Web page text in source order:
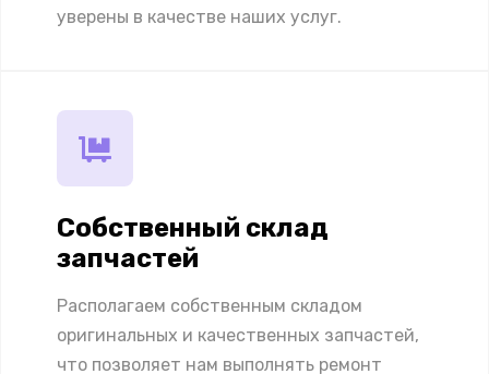
уверены в качестве наших услуг.
Собственный склад
запчастей
Располагаем собственным складом
оригинальных и качественных запчастей,
что позволяет нам выполнять ремонт